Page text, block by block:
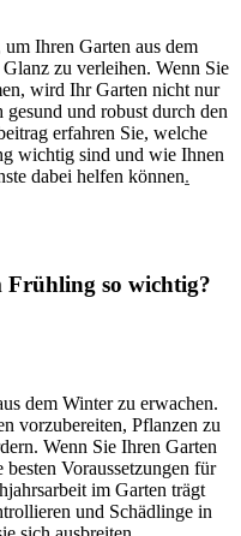
Ihren Garten aus dem
zu verleihen. Wenn Sie
wird Ihr Garten nicht nur
gesund und robust durch den
erfahren Sie, welche
wichtig sind und wie Ihnen
dabei helfen können.
Frühling so wichtig?
dem Winter zu erwachen.
vorzubereiten, Pflanzen zu
Wenn Sie Ihren Garten
Voraussetzungen für
im Garten trägt
und Schädlinge in